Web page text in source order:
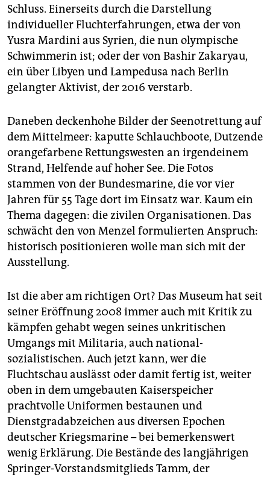
Schluss. Einerseits durch die Darstellung
individueller Fluchterfahrungen, etwa der von
Yusra Mardini aus Syrien, die nun olympische
Schwimmerin ist; oder der von Bashir Zakaryau,
ein über Libyen und Lampedusa nach Berlin
gelangter Aktivist, der 2016 verstarb.
Daneben deckenhohe Bilder der Seenotrettung auf
dem Mittelmeer: kaputte Schlauchboote, Dutzende
orangefarbene Rettungswesten an irgendeinem
Strand, Helfende auf hoher See. Die Fotos
stammen von der Bundesmarine, die vor vier
Jahren für 55 Tage dort im Einsatz war. Kaum ein
Thema dagegen: die zivilen Organisationen. Das
schwächt den von Menzel formulierten Anspruch:
historisch positionieren wolle man sich mit der
Ausstellung.
Ist die aber am richtigen Ort? Das Museum hat seit
seiner Eröffnung 2008 immer auch mit Kritik zu
kämpfen gehabt wegen seines unkritischen
Umgangs mit Militaria, auch national­
sozialistischen. Auch jetzt kann, wer die
Fluchtschau auslässt oder damit fertig ist, weiter
oben in dem umgebauten Kaiserspeicher
prachtvolle Uniformen bestaunen und
Dienstgradabzeichen aus diversen Epochen
deutscher Kriegsmarine – bei bemerkenswert
wenig Erklärung. Die Bestände des langjährigen
Springer-Vorstandsmitglieds Tamm, der